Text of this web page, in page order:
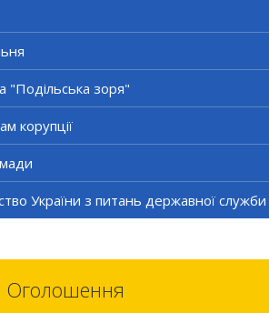
"Подільська зоря"
корупції
України з питань державної служби
Оголошення